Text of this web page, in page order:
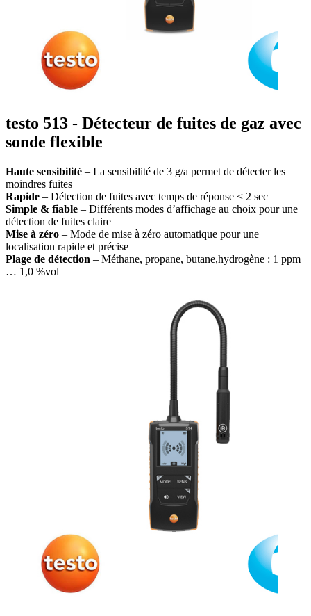
testo 513 - Détecteur de fuites de gaz avec
sonde flexible
Haute sensibilité – La sensibilité de 3 g/a permet de détecter les
moindres fuites
Rapide – Détection de fuites avec temps de réponse < 2 sec
Simple & fiable – Différents modes d’affichage au choix pour une
détection de fuites claire
Mise à zéro – Mode de mise à zéro automatique pour une
localisation rapide et précise
Plage de détection – Méthane, propane, butane,hydrogène : 1 ppm
… 1,0 %vol